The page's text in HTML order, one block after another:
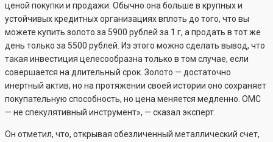
ценой покупки и продажи. Обычно она больше в крупных и
устойчивых кредитных организациях вплоть до того, что вы
можете купить золото за 5900 рублей за 1 г, а продать в тот же
день только за 5500 рублей. Из этого можно сделать вывод, что
такая инвестиция целесообразна только в том случае, если
совершается на длительный срок. Золото — достаточно
инертный актив, но на протяжении своей истории оно сохраняет
покупательную способность, но цена меняется медленно. ОМС
— не спекулятивный инструмент», — сказал эксперт.
Он отметил, что, открывая обезличенный металлический счет,